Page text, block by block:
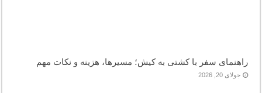
راهنمای سفر با کشتی به کیش؛ مسیرها، هزینه و نکات مهم
جولای 20, 2026